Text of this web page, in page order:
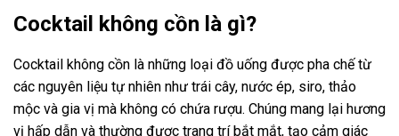
Cocktail không cồn là gì?
Cocktail không cồn là những loại đồ uống được pha chế từ
các nguyên liệu tự nhiên như trái cây, nước ép, siro, thảo
mộc và gia vị mà không có chứa rượu. Chúng mang lại hương
vị hấp dẫn và thường được trang trí bắt mắt, tạo cảm giác